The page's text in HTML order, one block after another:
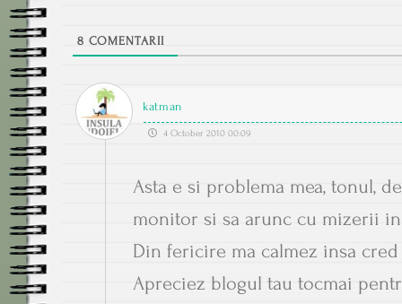
8 COMENTARII
katman
4 October 2010 00:09
Asta e si problema mea, tonul,
monitor si sa arunc cu mizerii
Din fericire ma calmez insa
Apreciez blogul tau tocmai